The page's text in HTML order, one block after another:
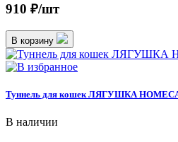
910 ₽/шт
В корзину
Туннель для кошек ЛЯГУШКА
В наличии